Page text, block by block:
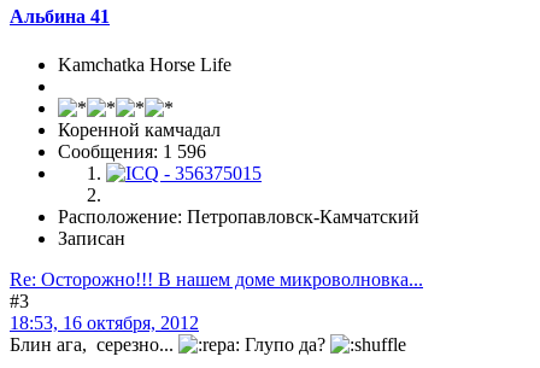
Альбина 41
Kamchatka Horse Life
Коренной камчадал
Сообщения: 1 596
Расположение: Петропавловск-Камчатский
Записан
Re: Осторожно!!! В нашем доме микроволновка...
#3
18:53, 16 октября, 2012
Блин ага, серезно...
Глупо да?